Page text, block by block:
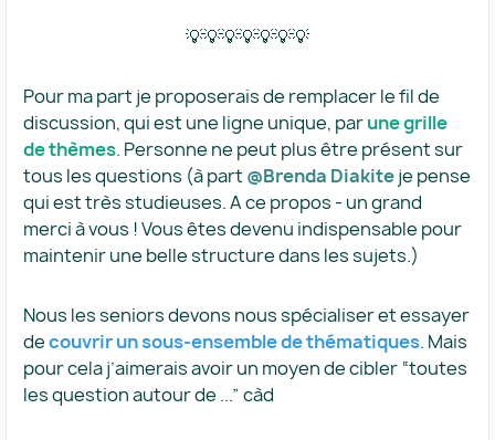
💡💡💡💡💡💡💡
Pour ma part je proposerais de remplacer le fil de
discussion, qui est une ligne unique, parune grille
de thèmes. Personne ne peut plus être présent sur
tous les questions (à part ​ @Brenda Diakiteje pense
qui est très studieuses. A ce propos - un grand
merci à vous ! Vous êtes devenu indispensable pour
maintenir une belle structure dans les sujets.)
Nous les seniors devons nous spécialiser et essayer
decouvrir un sous-ensemble de thématiques. Mais
pour cela j’aimerais avoir un moyen de cibler “toutes
les question autour de ...” càd